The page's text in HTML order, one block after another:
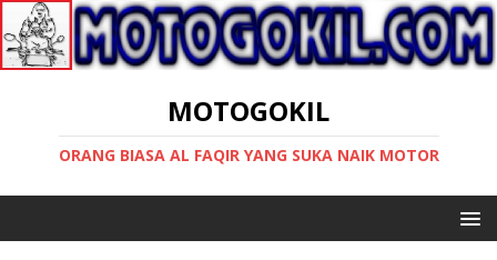
MOTOGOKIL
ORANG BIASA AL FAQIR YANG SUKA NAIK MOTOR